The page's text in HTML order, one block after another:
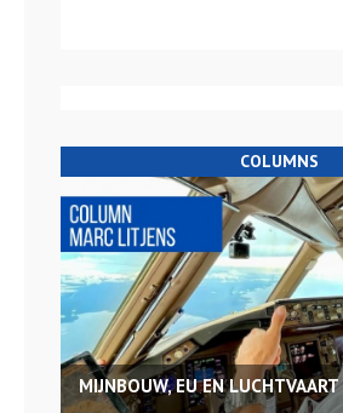
COLUMNS
MIJNBOUW, EU EN LUCHTVAART